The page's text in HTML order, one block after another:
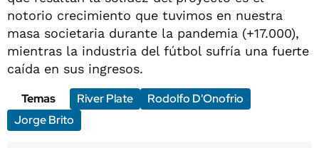
notorio crecimiento que tuvimos en nuestra
masa societaria durante la pandemia (+17.000),
mientras la industria del fútbol sufría una fuerte
caída en sus ingresos.
Temas
River Plate
Rodolfo D'Onofrio
Jorge Brito